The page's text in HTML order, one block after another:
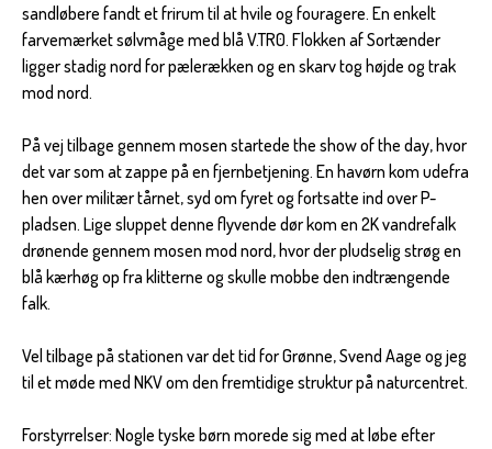
sandløbere fandt et frirum til at hvile og fouragere. En enkelt
farvemærket sølvmåge med blå V.TR0. Flokken af Sortænder
ligger stadig nord for pælerækken og en skarv tog højde og trak
mod nord.
På vej tilbage gennem mosen startede the show of the day, hvor
det var som at zappe på en fjernbetjening. En havørn kom udefra
hen over militær tårnet, syd om fyret og fortsatte ind over P-
pladsen. Lige sluppet denne flyvende dør kom en 2K vandrefalk
drønende gennem mosen mod nord, hvor der pludselig strøg en
blå kærhøg op fra klitterne og skulle mobbe den indtrængende
falk.
Vel tilbage på stationen var det tid for Grønne, Svend Aage og jeg
til et møde med NKV om den fremtidige struktur på naturcentret.
Forstyrrelser: Nogle tyske børn morede sig med at løbe efter